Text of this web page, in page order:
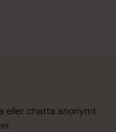
eller chatta anonymt